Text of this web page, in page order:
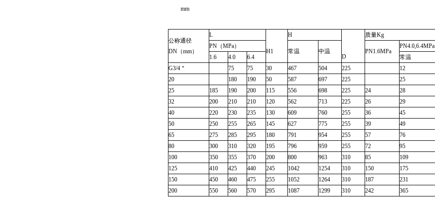
mm
公称通径
DN （mm）
L
H1
H
D
质量Kg
PN （MPa）
常温 中温 PN1.6MPa
PN4.0,6.4MPa
1.6
4.0 6.4 常温
G3/4 ＂ 75 75 30 467 504 225 12
20
180 190 50 587 697 225 25
25
185 190 200 115 556 698 225 24 28
32
200 210 210 120 562 713 225 26 29
40
220 230 235 130 609 760 255 36 45
50
250 255 265 145 627 775 255 39 49
65
275 285 295 180 791 954 255 57 76
80
300 310 320 195 796 959 255 72 95
100
350 355 370 200 800 963 310 85 109
125
410 425 440 245 1042 1254 310 150 175
150
450 460 475 255 1052 1264 310 187 231
200
550 560 570 295 1087 1299 310 242 365